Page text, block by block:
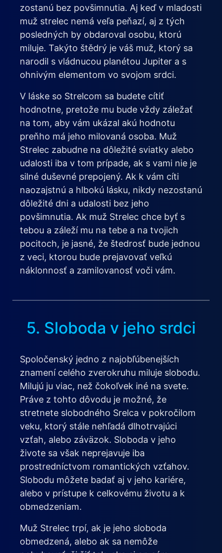
zostanú bez povšimnutia. Aj keď v mladosti
muž strelec nemá veľa peňazí, aj z tých
posledných by obdaroval osobu, ktorú
miluje. Takýto štědrý je váš muž, ktorý sa
narodil s vládnucou planétou Jupiter a s
ohnivým elementom vo svojom srdci.
V láske so Strelcom sa budete cítiť
hodnotne, pretože mu bude vždy záležať
na tom, aby vám ukázal akú hodnotu
preňho má jeho milovaná osoba. Muž
Strelec zabudne na dôležité sviatky alebo
udalosti iba v tom prípade, ak s vami nie je
silné duševné prepojený. Ak k vám cíti
naozajstnú a hlbokú lásku, nikdy nezostanú
dôležité dni a udalosti bez jeho
povšimnutia. Ak muž Strelec chce byť s
tebou a záleží mu na tebe a na tvojich
pocitoch, je jasné, že štedrosť bude jednou
z veci, ktorou bude prejavovať veľkú
náklonnosť a zamilovanosť voči vám.
5. Sloboda v jeho srdci
Spoločenský jedno z najobľúbenejších
znamení celého zverokruhu miluje slobodu.
Milujú ju viac, než čokoľvek iné na svete.
Práve z tohto dôvodu je možné, že
stretnete slobodného Srelca v pokročilom
veku, ktorý stále nehľadá dlhotrvajúci
vzťah, alebo záväzok. Sloboda v jeho
živote sa však neprejavuje iba
prostredníctvom romantických vzťahov.
Slobodu môžete badať aj v jeho kariére,
alebo v prístupe k celkovému životu a k
obmedzeniam.
Muž Strelec trpí, ak je jeho sloboda
obmedzená, alebo ak sa nemôže